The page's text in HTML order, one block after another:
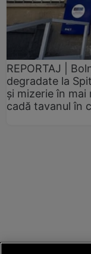
REPORTAJ |
degradate la
și mizerie în mai
cadă tavanul în